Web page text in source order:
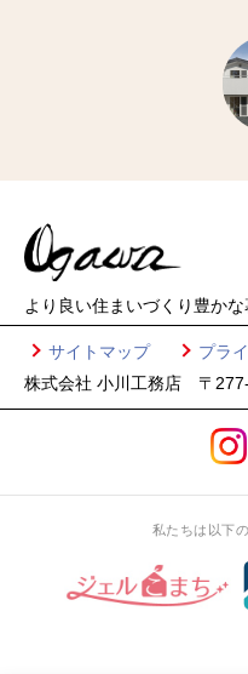
より良い住まいづくり 豊か
サイトマップ
プラ
株式会社 小川工務店 〒
私たちは以下